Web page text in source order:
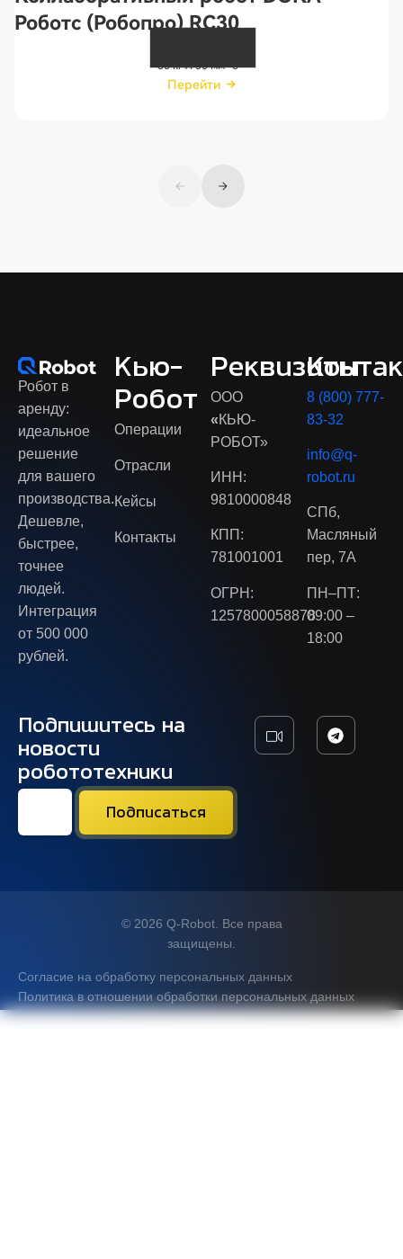
Роботс (Робопро) RC30
30 кг1750 мм 6
Перейти
Робот в
аренду:
идеальное
решение
для вашего
производства.
Дешевле,
быстрее,
точнее
людей.
Интеграция
от 500 000
рублей.
Кью-
Робот
Операции
Отрасли
Кейсы
Контакты
Реквизиты
ООО
«КЬЮ-
РОБОТ»
ИНН:
9810000848
КПП:
781001001
ОГРН:
1257800058878
8 (800) 777-
83-32
info@q-
robot.ru
СПб,
Масляный
пер, 7А
ПН–ПТ:
09:00 –
18:00
Подпишитесь на
новости
робототехники
© 2026 Q-Robot. Все права
защищены.
Согласие на обработку персональных данных
Политика в отношении обработки персональных данных